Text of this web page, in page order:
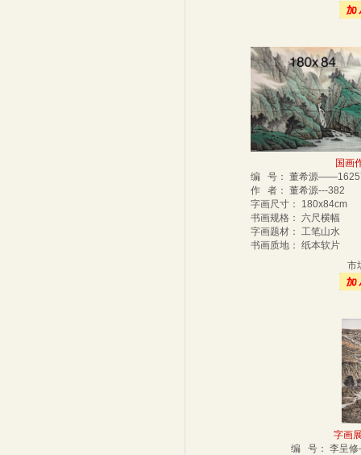
国画
编 号： 董希源
作 者： 董希源---382
字画尺寸： 180x84cm
书画规格： 六尺横幅
字画题材： 工笔山水
书画质地： 纸本软片
市
字画
编 号： 李呈